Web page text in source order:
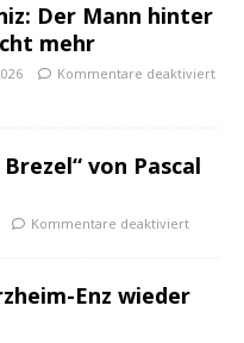
Der Mann hinter
mehr
Kommentare deaktiviert
von Pascal
Kommentare deaktiviert
Enz wieder